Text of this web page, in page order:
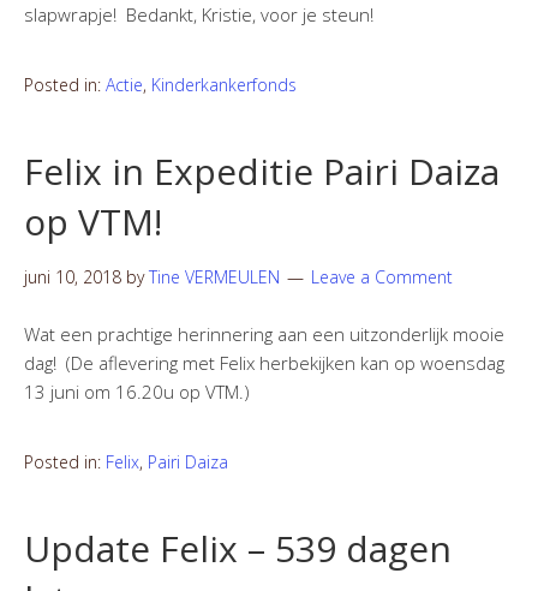
slapwrapje! Bedankt, Kristie, voor je steun!
Posted in: Actie, Kinderkankerfonds
Felix in Expeditie Pairi Daiza
op VTM!
juni 10, 2018 byTine VERMEULEN Leave a Comment
Wat een prachtige herinnering aan een uitzonderlijk mooie
dag! (De aflevering met Felix herbekijken kan op woensdag
13 juni om 16.20u op VTM.)
Posted in: Felix, Pairi Daiza
Update Felix – 539 dagen